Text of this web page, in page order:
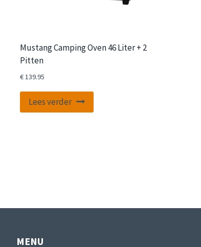
Mustang Camping Oven 46 Liter + 2
Pitten
€139.95
Lees verder
MENU